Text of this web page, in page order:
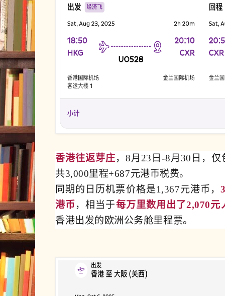
香港往返芽庄，8月23日-8月30日，
共3,000里程+687元港币税费。
同期的日历机票价格是1,367元港币，
港币 ，相当于每万里数用出了2,070元
香港出发的欧洲公务舱里程票。